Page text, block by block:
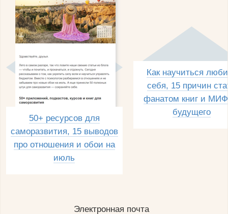
50+ ресурсов для
саморазвития, 15 выводов
про отношения и обои на
июль
Как научиться
себя, 15 причин
фанатом книг и
будущего
Электронная почта